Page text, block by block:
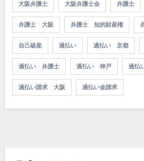
大阪弁護士 大阪弁護士会 弁護士
弁護士 大阪 弁護士 知的財産権
自己破産 過払い 過払い 京都
過払い 弁護士 過払い 神戸 過払
過払い請求 大阪 過払い金請求